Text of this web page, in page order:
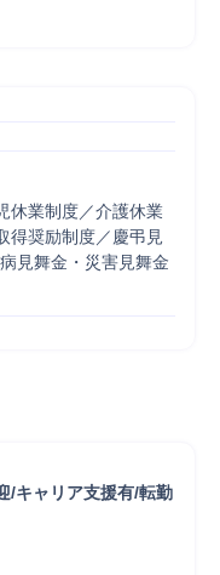
休業制度／介護休業
得奨励制度／慶弔見
見舞金・災害見舞金
/キャリア支援有/転勤